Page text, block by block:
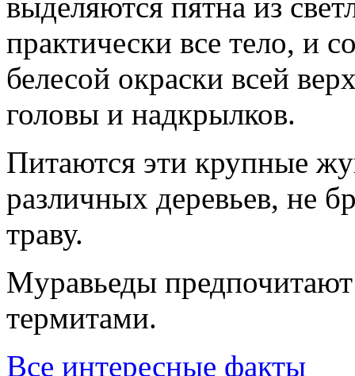
практически все тело, и
белесой окраски всей
головы и надкрылков.
Питаются эти крупные
различных деревьев, не
траву.
Мypавьеды
теpмитами.
Все интересные факты